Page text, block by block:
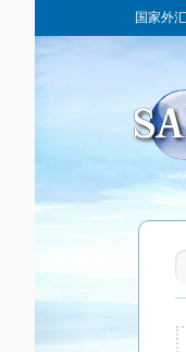
国家外